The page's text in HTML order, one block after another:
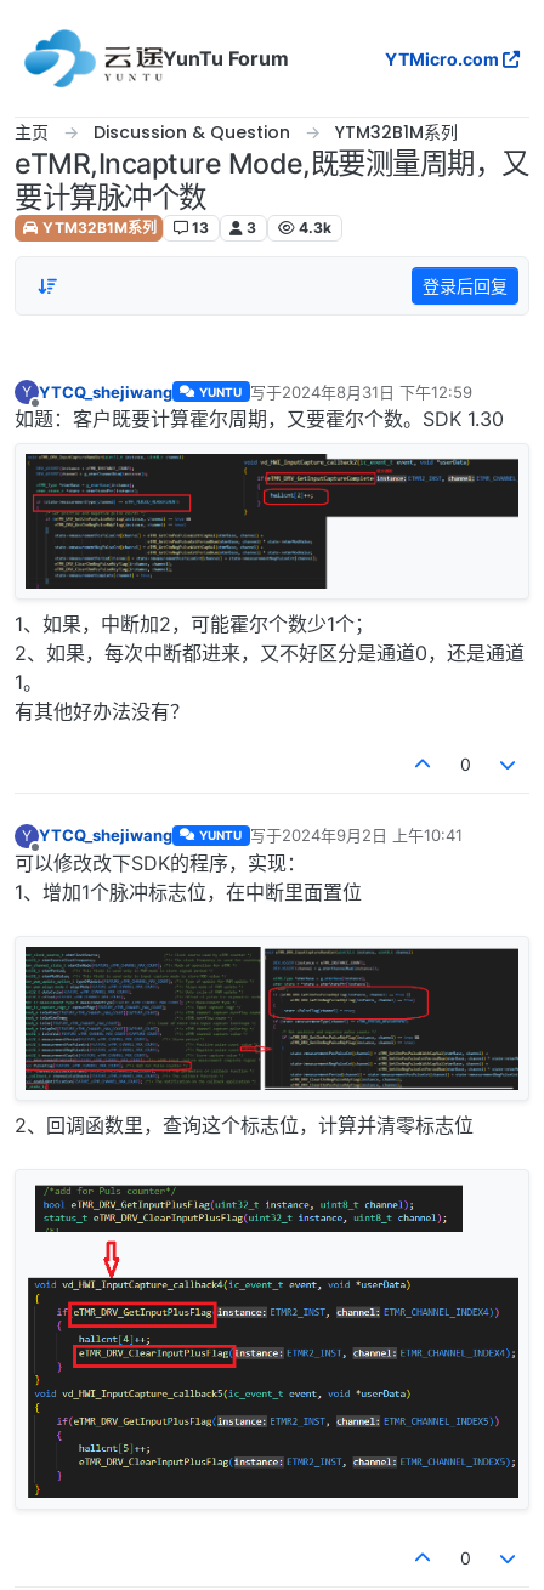
YunTu Forum
YTMicro.com
主页 Discussion & Question YTM32B1M系列
eTMR,Incapture Mode,既要测量周期，又
要计算脉冲个数
YTM32B1M系列 13 3 4.3k
登录后回复
Y
离线
YTCQ_shejiwang YUNTU 写于2024年8月31日 下午12:59
最后由 编辑
如题：客户既要计算霍尔周期，又要霍尔个数。SDK 1.30
1、如果，中断加2，可能霍尔个数少1个；
2、如果，每次中断都进来，又不好区分是通道0，还是通道
1。
有其他好办法没有？
0
Y
离线
YTCQ_shejiwang YUNTU 写于2024年9月2日 上午10:41
最后由 编辑
可以修改改下SDK的程序，实现：
1、增加1个脉冲标志位，在中断里面置位
2、回调函数里，查询这个标志位，计算并清零标志位
0